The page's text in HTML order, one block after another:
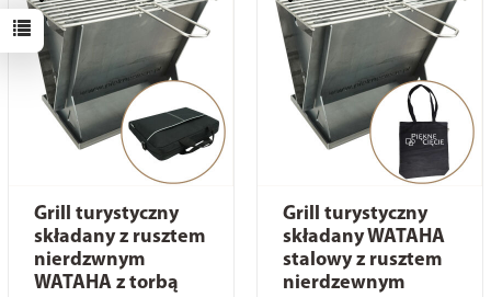
Grill turystyczny
składany z rusztem
nierdzwnym
WATAHA z torbą
Grill turystyczny
składany WATAHA
stalowy z rusztem
nierdzewnym